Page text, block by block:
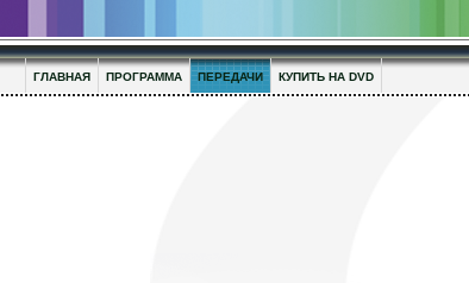
ГЛАВНАЯ ПРОГРАММА ПЕРЕДАЧИ КУПИТЬ НА DVD